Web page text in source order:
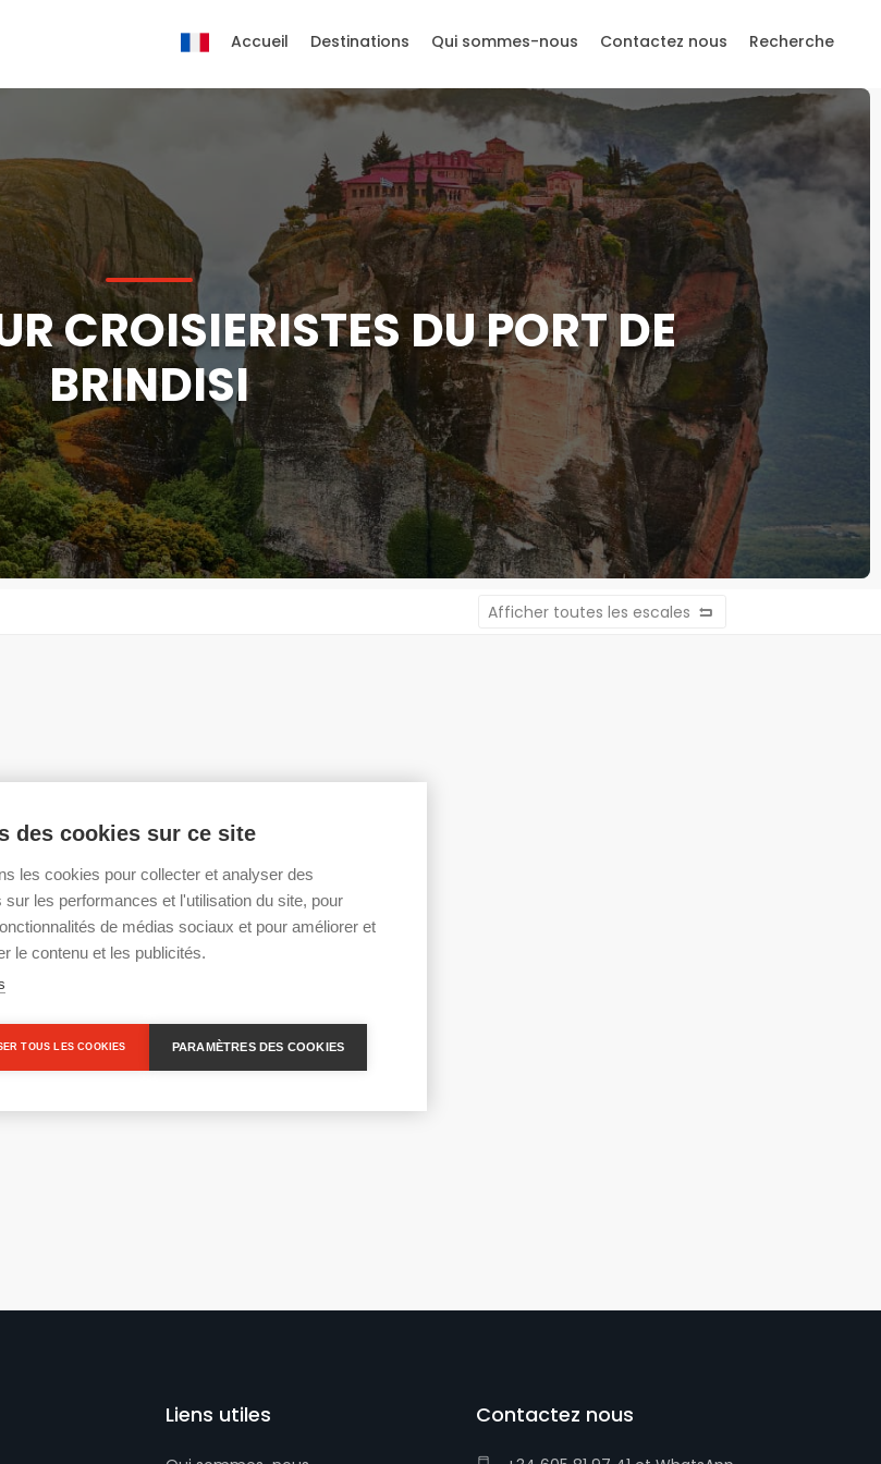
CROISIERISTES DU PORT DE
BRINDISI
Afficher toutes les escales
Liens utiles Contactez nous
Accueil Destinations Qui sommes-nous Contactez nous Recherche
des cookies sur ce site
les cookies pour collecter et analyser des
sur les performances et l'utilisation du site, pour
de médias sociaux et pour améliorer et
le contenu et les publicités.
TOUS LES COOKIES PARAMÈTRES DES COOKIES